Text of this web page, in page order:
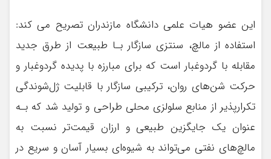
این عضو هیات علمی دانشگاه مازندران تصریح می کند:
استفاده از مالچ، سنتزی سازگار بـا طبیعت از طرق جدید
مقابله با گردوغبار است که برای مبارزه با پدیده گردوغبار و
حرکت شن‌های روان، ترکیبی سازگار با قابلیت ژل‌شوندگی
تکرارپذیر از منابع سلولزی محلی طراحی و تولید شد که بـه
عنوان یک جایگزین طبیعی و ارزان قیمت‌تر نسبت به
مالچ‌های نفتی می‌تواند به شیوه‌ای بسیار آسان و سریع در